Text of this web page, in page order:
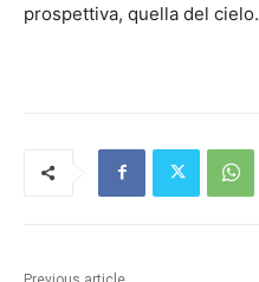
prospettiva, quella del cielo.